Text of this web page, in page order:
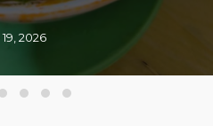
2026